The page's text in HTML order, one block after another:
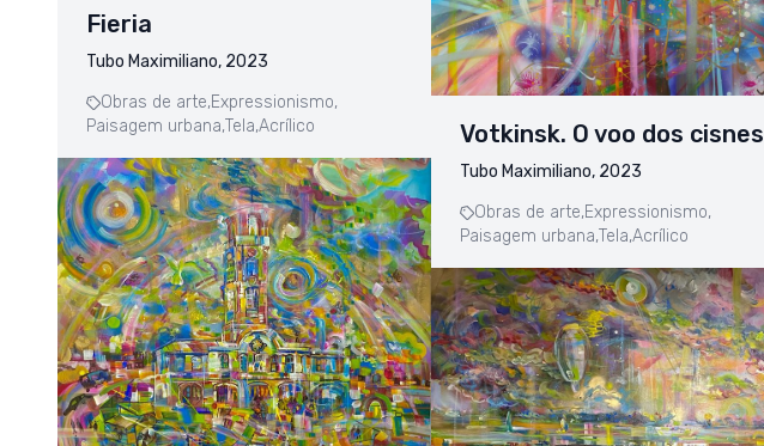
Fieria
Tubo Maximiliano, 2023
Obras de arte,Expressionismo,
Paisagem urbana,Tela,Acrílico Votkinsk. O voo dos cisnes
Tubo Maximiliano, 2023
Obras de arte,Expressionismo,
Paisagem urbana,Tela,Acrílico